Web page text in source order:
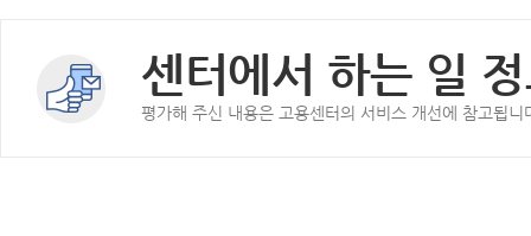
센터에서 하는 일
평가해 주신 내용은 고용센터의 서비스 개선에 참고됩니